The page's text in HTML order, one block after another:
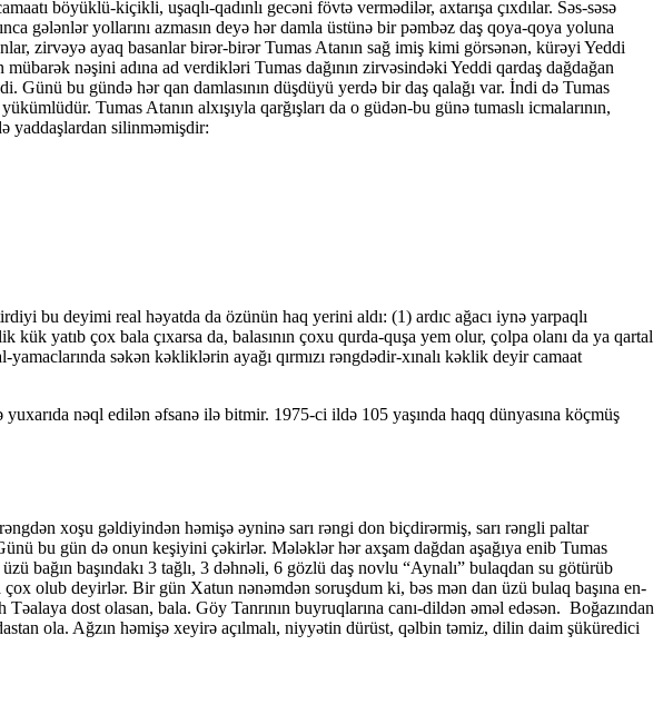
böyüklü-kiçikli, uşaqlı-qadınlı gecəni fövtə vermədilər, axtarışa çıxdılar. Səs-səsə
gələnlər yollarını azmasın deyə hər damla üstünə bir pəmbəz daş qoya-qoya yoluna
zirvəyə ayaq basanlar birər-birər Tumas Atanın sağ imiş kimi görsənən, kürəyi Yeddi
nəşini adına ad verdikləri Tumas dağının zirvəsindəki Yeddi qardaş dağ­da­ğan
Günü bu gündə hər qan damlasının düşdüyü yerdə bir daş qalağı var. İndi də Tumas
Tumas Atanın alxışıyla qarğışları da o gü­dən-bu günə tumaslı icmalarının,
yaddaşlardan silinməmişdir:
bu deyimi real həyatda da özünün haq yerini aldı: (1) ardıc ağacı iynə yarpaqlı
kük yatıb çox bala çıxarsa da, balasının çoxu qurda-quşa yem olur, çolpa olanı da ya qartal
səkən kəkliklərin ayağı qırmızı rəngdədir-xınalı kəklik deyir camaat
nəql edilən əfsanə ilə bitmir. 1975-ci ildə 105 yaşında haqq dünyasına köçmüş
xoşu gəldiyindən həmişə əyninə sarı rəngi don biç­di­rər­miş, sarı rəngli paltar
bu gün də onun keşiyini çəkirlər. Mələklər hər axşam dağdan aşağıya enib Tumas
bağın başındakı 3 tağlı, 3 dəhnəli, 6 gözlü daş novlu “Aynalı” bulaqdan su götürüb
olub deyirlər. Bir gün Xatun nənəmdən soruşdum ki, bəs mən dan üzü bulaq başına en­
dost olasan, bala. Göy Tanrının buyruqlarına canı-dildən əməl edə­sən. Boğazından
ola. Ağzın həmişə xeyirə açılmalı, niyyətin dürüst, qəlbin təmiz, dilin daim şüküredici